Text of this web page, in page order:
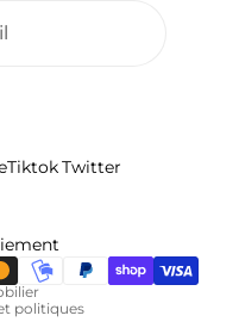
TiktokTwitter
politiques